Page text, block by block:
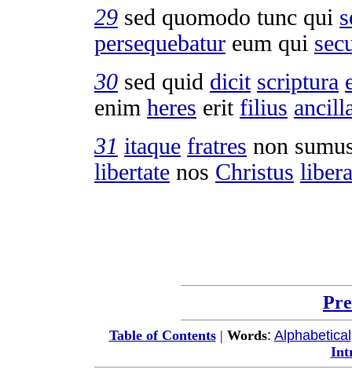
29 sed quomodo tunc qui
persequebatur eum qui
30 sed quid dicit scriptura
enim heres erit filius
31 itaque fratres non
libertate nos Christus
Table of Contents| Words: Alphabetical